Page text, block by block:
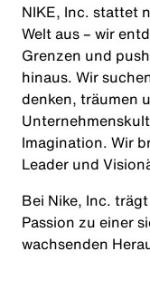
NIKE, Inc. stattet
Welt aus – wir
Grenzen und
hinaus. Wir
denken, träumen
Imagination. Wir
Leader und
Bei Nike, Inc.
Passion zu einer
wachsenden